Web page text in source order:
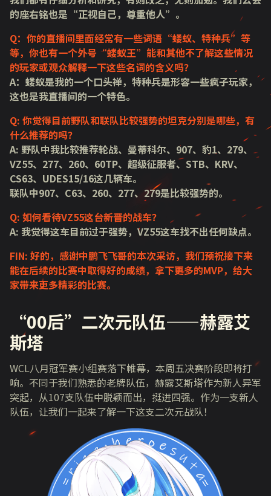
的座右铭也是“正视自己，尊重他人”。
Q：你的直播间里面经常有一些词语“蝼蚁、特种兵”等
等，你也有一个外号“蝼蚁王”能和其他不了解这些情况
的玩家或观众解释一下这些名词的含义吗？
A：蝼蚁是我的一个口头禅，特种兵是形容一些疯子玩家，
这也是我直播间的一个特色。
Q: 你觉得目前野队和联队比较强势的坦克分别是哪些，有
什么推荐的吗？
A: 野队中我比较推荐轮战、曼蒂科尔、907、豹1、279、
VZ55、277、260、60TP、超级征服者、STB、KRV、
CS63、UDES15/16这几辆车。
联队中907、C63、260、277、279是比较强势的。
Q: 如何看待VZ55这台新晋的战车？
A: 我觉得这车目前过于强势，VZ55这车找不出任何缺点。
FIN: 好的，感谢中鹏飞飞哥的本次采访，我们预祝接下来
能在后续的比赛中取得好的成绩，拿下更多的MVP，给大
家带来更多精彩的比赛。
“00后”二次元队伍——赫露艾
斯塔
WCL八月冠军赛小组赛落下帷幕，本周五决赛阶段即将打
响。不同于我们熟悉的老牌队伍，赫露艾斯塔作为新人异军
突起，从107支队伍中脱颖而出，挺进四强。作为一支新人
队伍，让我们一起来了解一下这支二次元战队！